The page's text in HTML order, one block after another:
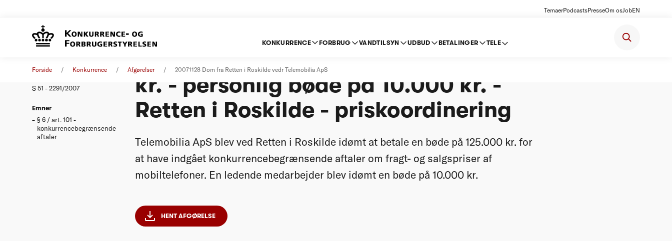
TemaerPodcastsPresseOm osJobEN
KONKURRENCE FORBRUG VANDTILSYN UDBUD BETALINGER TELE
Forside Konkurrence Afgørelser 20071128 Dom fra Retten i Roskilde vedr Telemobilia ApS
S 51 - 2291/2007
Emner
§ 6 / art. 101 -
konkurrencebegrænsende
aftaler
kr. - personlig bøde på 10.000 kr. -
Retten i Roskilde - priskoordinering
Telemobilia ApS blev ved Retten i Roskilde idømt at betale en bøde på 125.000 kr. for
at have indgået konkurrencebegrænsende aftaler om fragt- og salgspriser af
mobiltelefoner. En ledende medarbejder blev idømt en bøde på 10.000 kr.
HENT AFGØRELSE